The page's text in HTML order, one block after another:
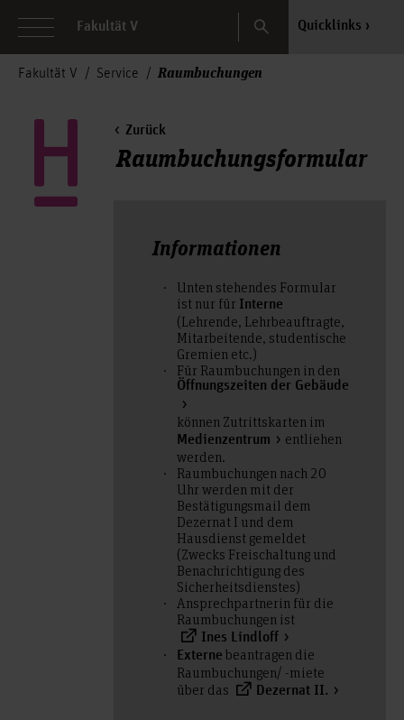
Fakultät V Search Quicklinks
Fakultät V Service Raumbuchungen
Zurück
Raumbuchungsformular
Informationen
Unten stehendes Formular
ist nur für Interne
(Lehrende, Lehrbeauftragte,
Mitarbeitende, studentische
Gremien etc.)
Für Raumbuchungen in den
Öffnungszeiten der Gebäude
können Zutrittskarten im
Medienzentrum
entliehen
werden.
Raumbuchungen nach 20
Uhr werden mit der
Bestätigungsmail dem
Dezernat I und dem
Hausdienst gemeldet
(Zwecks Freischaltung und
Benachrichtigung des
Sicherheitsdienstes)
Ansprechpartnerin für die
Raumbuchungen ist
Ines Lindloff
Externe beantragen die
Raumbuchungen/ -miete
über das
Dezernat II.